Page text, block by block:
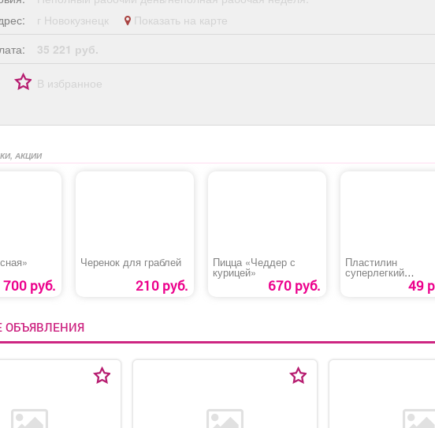
г Новокузнецк
Показать на карте
35 221 руб.
В избранное
АКЦИИ
700 руб.
Черенок для граблей
210 руб.
Пицца «Чеддер с
курицей»
670 руб.
Пластилин
суперлегкий
«Цветной» 49
ОБЪЯВЛЕНИЯ